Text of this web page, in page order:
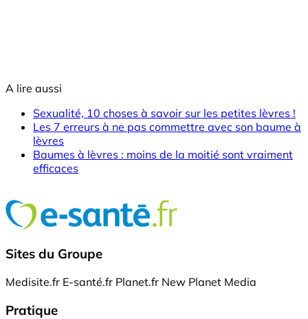
A lire aussi
Sexualité, 10 choses à savoir sur les petites lèvres !
Les 7 erreurs à ne pas commettre avec son baume à
lèvres
Baumes à lèvres : moins de la moitié sont vraiment
efficaces
Sites du Groupe
Medisite.fr E-santé.fr Planet.fr New Planet Media
Pratique